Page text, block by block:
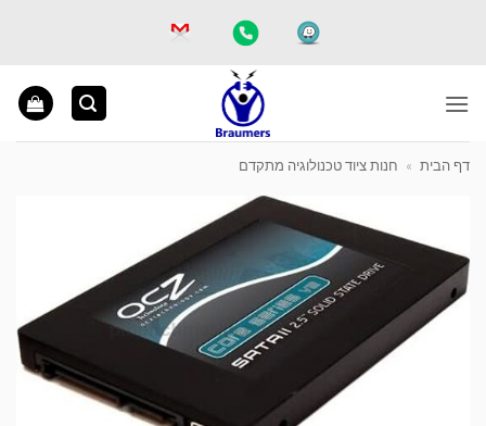
דף הבית » חנות ציוד טכנולוגיה מתקדם